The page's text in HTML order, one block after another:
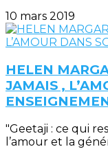
10 mars 2019
HELEN
JAMAIS ,
"Geetaji : ce qui
l’amour et la